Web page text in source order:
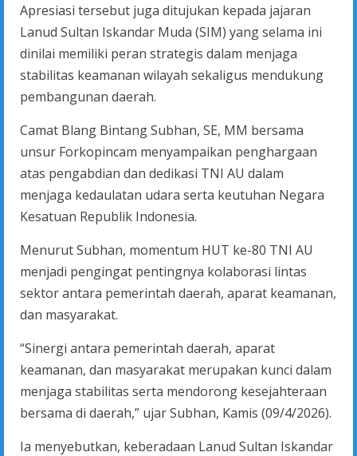
Apresiasi tersebut juga ditujukan kepada jajaran
Lanud Sultan Iskandar Muda (SIM) yang selama ini
dinilai memiliki peran strategis dalam menjaga
stabilitas keamanan wilayah sekaligus mendukung
pembangunan daerah.
Camat Blang Bintang Subhan, SE, MM bersama
unsur Forkopincam menyampaikan penghargaan
atas pengabdian dan dedikasi TNI AU dalam
menjaga kedaulatan udara serta keutuhan Negara
Kesatuan Republik Indonesia.
Menurut Subhan, momentum HUT ke-80 TNI AU
menjadi pengingat pentingnya kolaborasi lintas
sektor antara pemerintah daerah, aparat keamanan,
dan masyarakat.
“Sinergi antara pemerintah daerah, aparat
keamanan, dan masyarakat merupakan kunci dalam
menjaga stabilitas serta mendorong kesejahteraan
bersama di daerah,” ujar Subhan, Kamis (09/4/2026).
Ia menyebutkan, keberadaan Lanud Sultan Iskandar